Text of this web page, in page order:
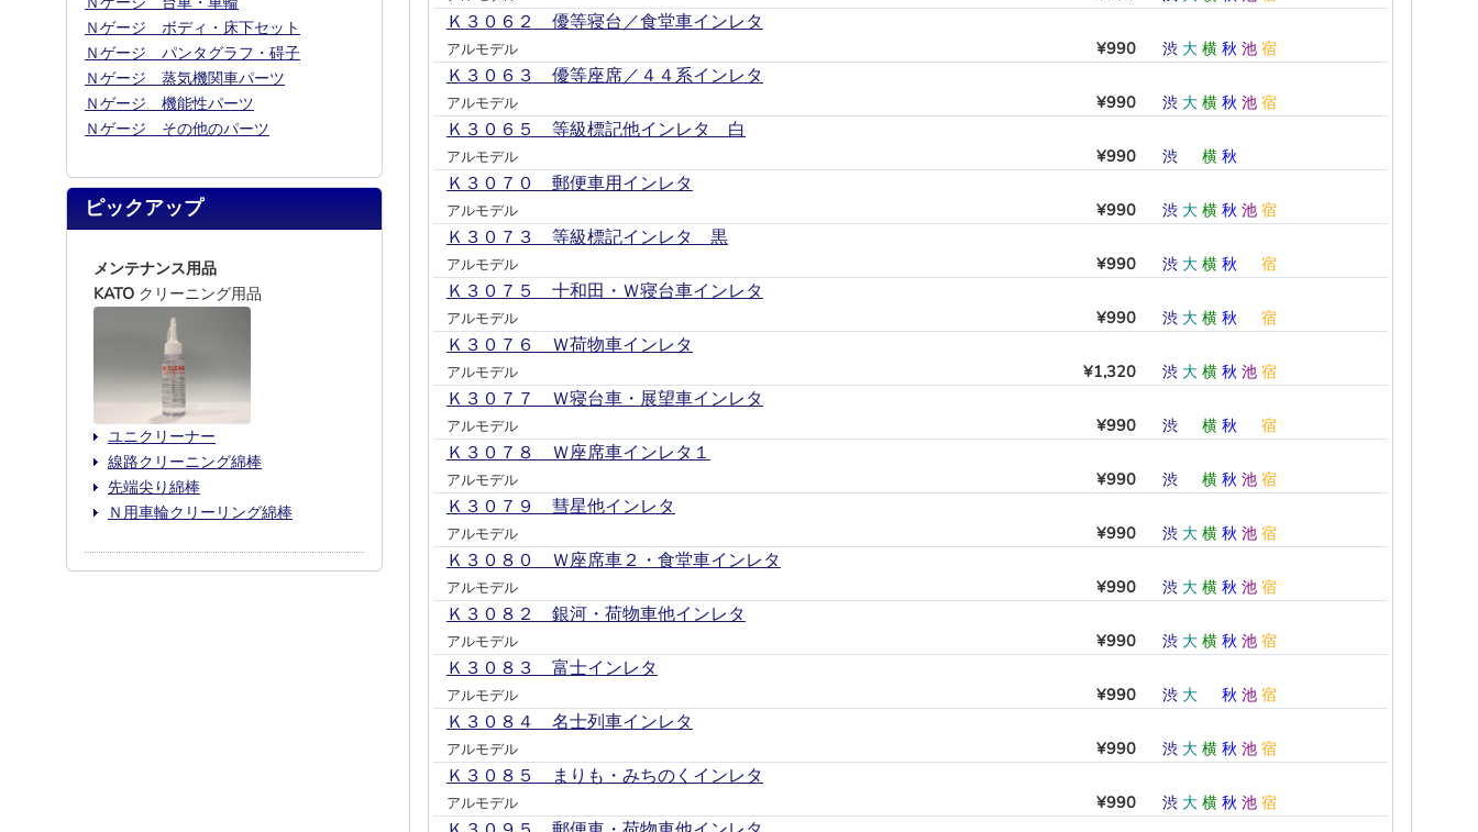
Ｋ３０６２ 優等寝台／食堂車インレタ
アルモデル ¥990 渋 大 横 秋 池 宿
Ｋ３０６３ 優等座席／４４系インレタ
アルモデル ¥990 渋 大 横 秋 池 宿
Ｋ３０６５ 等級標記他インレタ 白
アルモデル ¥990 渋 横 秋
Ｋ３０７０ 郵便車用インレタ
アルモデル ¥990 渋 大 横 秋 池 宿
Ｋ３０７３ 等級標記インレタ 黒
アルモデル ¥990 渋 大 横 秋 宿
Ｋ３０７５ 十和田・Ｗ寝台車インレタ
アルモデル ¥990 渋 大 横 秋 宿
Ｋ３０７６ Ｗ荷物車インレタ
アルモデル ¥1,320 渋 大 横 秋 池 宿
Ｋ３０７７ Ｗ寝台車・展望車インレタ
アルモデル ¥990 渋 横 秋 宿
Ｋ３０７８ Ｗ座席車インレタ１
アルモデル ¥990 渋 横 秋 池 宿
Ｋ３０７９ 彗星他インレタ
アルモデル ¥990 渋 大 横 秋 池 宿
Ｋ３０８０ Ｗ座席車２・食堂車インレタ
アルモデル ¥990 渋 大 横 秋 池 宿
Ｋ３０８２ 銀河・荷物車他インレタ
アルモデル ¥990 渋 大 横 秋 池 宿
Ｋ３０８３ 富士インレタ
アルモデル ¥990 渋 大 秋 池 宿
Ｋ３０８４ 名士列車インレタ
アルモデル ¥990 渋 大 横 秋 池 宿
Ｋ３０８５ まりも・みちのくインレタ
アルモデル ¥990 渋 大 横 秋 池 宿
Ｎゲージ ボディ・床下セット
Ｎゲージ パンタグラフ・碍子
Ｎゲージ 蒸気機関車パーツ
Ｎゲージ 機能性パーツ
Ｎゲージ その他のパーツ
ピックアップ
メンテナンス用品
KATO クリーニング用品
ユニクリーナー
線路クリーニング綿棒
先端尖り綿棒
Ｎ用車輪クリーリング綿棒